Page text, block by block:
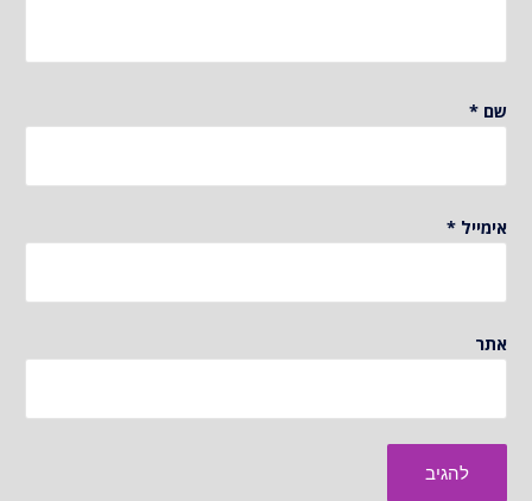
שם *
אימייל *
אתר